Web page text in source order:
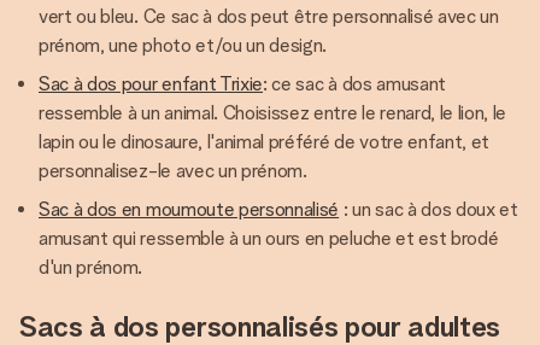
vert ou bleu. Ce sac à dos peut être personnalisé avec un
prénom, une photo et/ou un design.
Sac à dos pour enfant Trixie: ce sac à dos amusant
ressemble à un animal. Choisissez entre le renard, le lion, le
lapin ou le dinosaure, l'animal préféré de votre enfant, et
personnalisez-le avec un prénom.
Sac à dos en moumoute personnalisé : un sac à dos doux et
amusant qui ressemble à un ours en peluche et est brodé
d'un prénom.
Sacs à dos personnalisés pour adultes